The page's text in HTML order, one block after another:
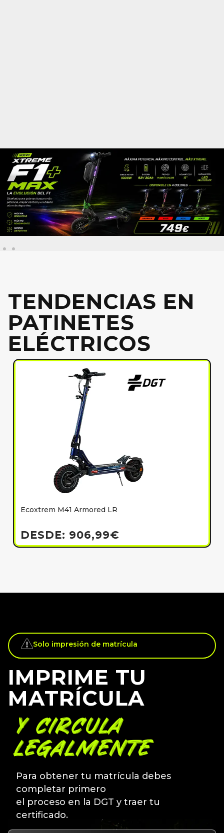
TENDENCIAS EN
PATINETES
ELÉCTRICOS
Ecoxtrem M41 Armored LR
DESDE: 906,99€
Solo impresión de matrícula
IMPRIME TU
MATRÍCULA
Y CIRCULA
LEGALMENTE
Para obtener tu matrícula debes
completar primero
el proceso en la DGT y traer tu
certificado.